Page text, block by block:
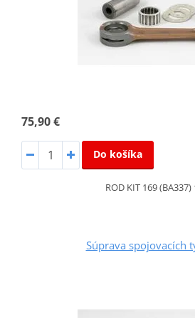
75,90 €
Do košíka
ROD KIT 169 (BA337)
Súprava spojovacích